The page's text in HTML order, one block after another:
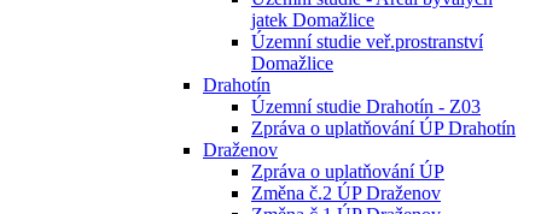
jatek Domažlice
Územní studie veř.prostranství
Domažlice
Drahotín
Územní studie Drahotín - Z03
Zpráva o uplatňování ÚP Drahotín
Draženov
Zpráva o uplatňování ÚP
Změna č.2 ÚP Draženov